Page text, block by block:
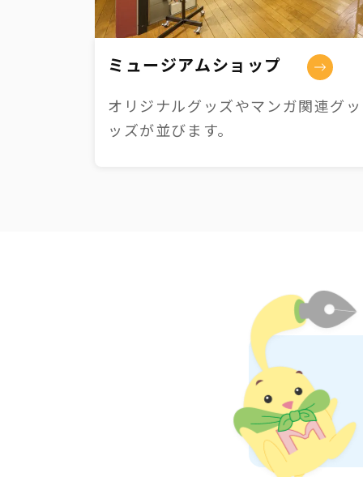
ミュージアムショップ
オリジナルグッズやマンガ関連グ
ッズが並びます。